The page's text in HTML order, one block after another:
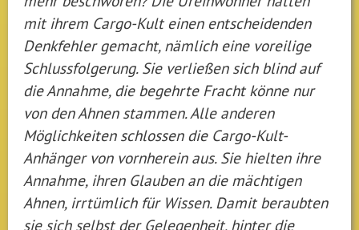
mit ihrem Cargo-Kult einen entscheidenden
Denkfehler gemacht, nämlich eine voreilige
Schlussfolgerung. Sie verließen sich blind auf
die Annahme, die begehrte Fracht könne nur
von den Ahnen stammen. Alle anderen
Möglichkeiten schlossen die Cargo-Kult-
Anhänger von vornherein aus. Sie hielten ihre
Annahme, ihren Glauben an die mächtigen
Ahnen, irrtümlich für Wissen. Damit beraubten
sie sich selbst der Gelegenheit, hinter die